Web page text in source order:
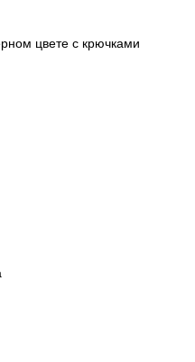
цвете с крючками